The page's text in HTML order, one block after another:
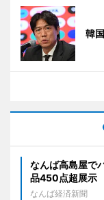
韓
なんば高島屋で
品450点超展示
なんば経済新聞